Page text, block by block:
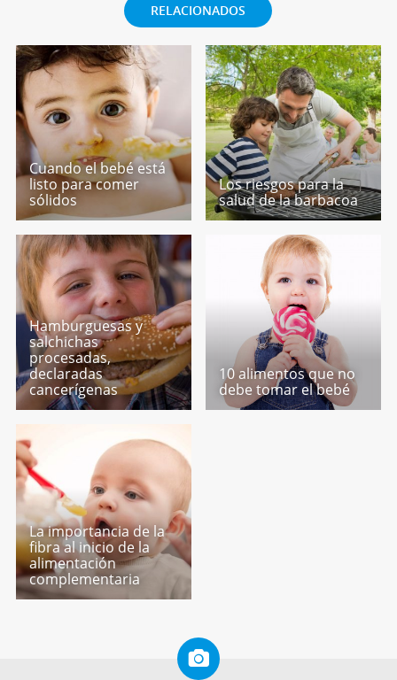
RELACIONADOS
Cuando el bebé está
listo para comer
sólidos
Los riesgos para la
salud de la barbacoa
Hamburguesas y
salchichas
procesadas,
declaradas
cancerígenas
10 alimentos que no
debe tomar el bebé
La importancia de la
fibra al inicio de la
alimentación
complementaria